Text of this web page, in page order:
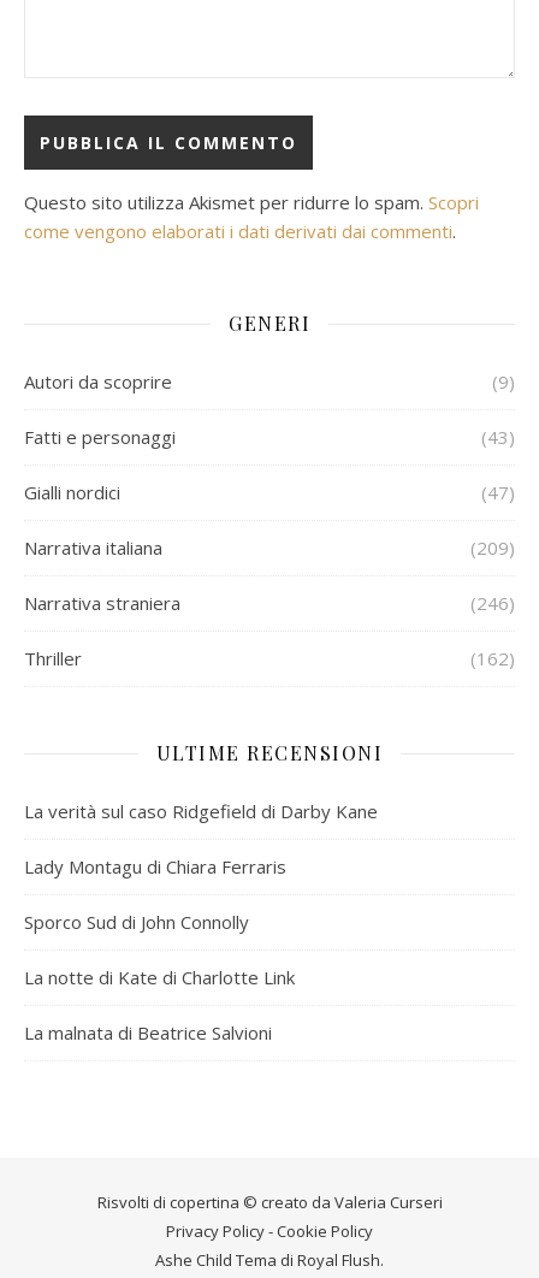
Questo sito utilizza Akismet per ridurre lo spam. Scopri
come vengono elaborati i dati derivati dai commenti.
GENERI
Autori da scoprire (9)
Fatti e personaggi (43)
Gialli nordici (47)
Narrativa italiana (209)
Narrativa straniera (246)
Thriller (162)
ULTIME RECENSIONI
La verità sul caso Ridgefield di Darby Kane
Lady Montagu di Chiara Ferraris
Sporco Sud di John Connolly
La notte di Kate di Charlotte Link
La malnata di Beatrice Salvioni
Risvolti di copertina © creato da Valeria Curseri
Privacy Policy-Cookie Policy
Ashe Child Tema di Royal Flush.